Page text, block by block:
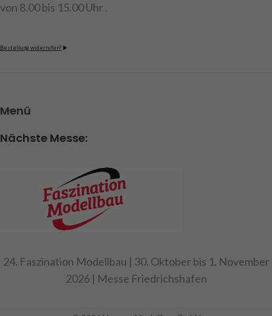
von 8.00 bis 15.00 Uhr .
Bestellung widerrufen?
Menü
Nächste Messe:
24. Faszination Modellbau | 30. Oktober bis 1. November
2026 | Messe Friedrichshafen